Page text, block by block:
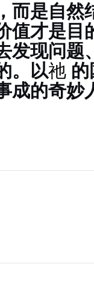
而是自然
值才是目
发现问题
。以祂 的
成的奇妙